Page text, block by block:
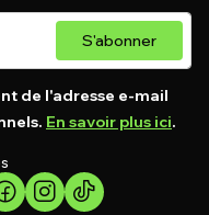
S'abonner
de l'adresse e-mail
En savoir plus ici.